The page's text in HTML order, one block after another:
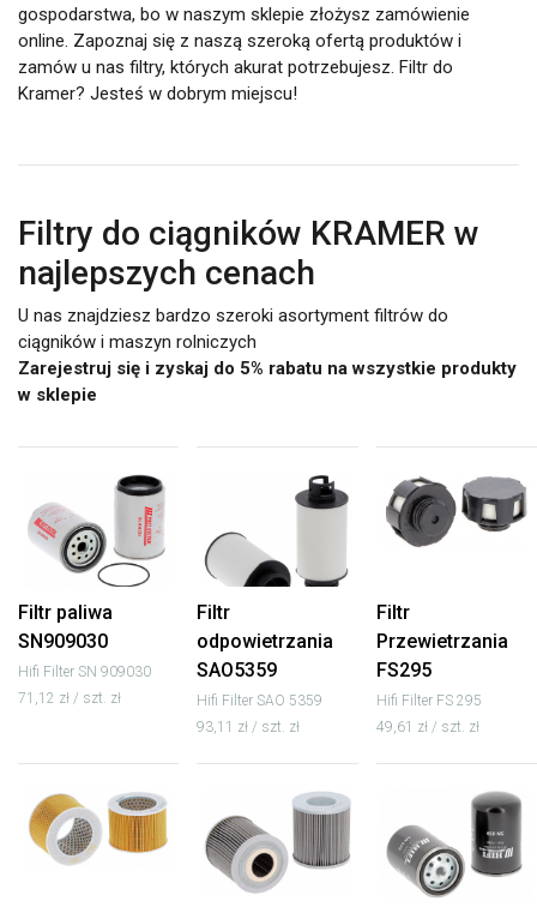
gospodarstwa, bo w naszym sklepie złożysz zamówienie
online. Zapoznaj się z naszą szeroką ofertą produktów i
zamów u nas filtry, których akurat potrzebujesz. Filtr do
Kramer? Jesteś w dobrym miejscu!
Filtry do ciągników KRAMER w
najlepszych cenach
U nas znajdziesz bardzo szeroki asortyment filtrów do
ciągników i maszyn rolniczych
Zarejestruj się i zyskaj do 5% rabatu na wszystkie produkty
w sklepie
Filtr paliwa
SN909030
Hifi Filter SN 909030
71,12 zł / szt. zł
Filtr
odpowietrzania
SAO5359
Hifi Filter SAO 5359
93,11 zł / szt. zł
Filtr
Przewietrzania
FS295
Hifi Filter FS 295
49,61 zł / szt. zł